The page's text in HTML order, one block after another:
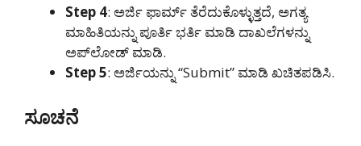
Step 4: ಅರ್ಜಿ ಫಾರ್ಮ್ ತೆರೆದುಕೊಳ್ಳುತ್ತದೆ, ಅಗತ್ಯ
ಮಾಹಿತಿಯನ್ನು ಪೂರ್ತಿ ಭರ್ತಿ ಮಾಡಿ ದಾಖಲೆಗಳನ್ನು
ಅಪ್‌ಲೋಡ್ ಮಾಡಿ.
Step 5: ಅರ್ಜಿಯನ್ನು “Submit” ಮಾಡಿ ಖಚಿತಪಡಿಸಿ.
ಸೂಚನೆ